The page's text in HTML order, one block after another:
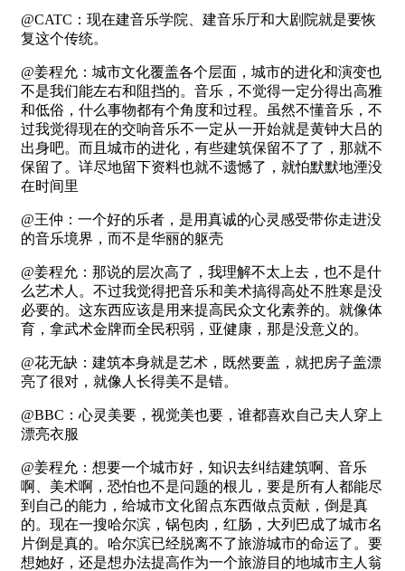
@CATC：现在建音乐学院、建音乐厅和大剧院就是要恢
复这个传统。
@姜程允：城市文化覆盖各个层面，城市的进化和演变也
不是我们能左右和阻挡的。音乐，不觉得一定分得出高雅
和低俗，什么事物都有个角度和过程。虽然不懂音乐，不
过我觉得现在的交响音乐不一定从一开始就是黄钟大吕的
出身吧。而且城市的进化，有些建筑保留不了了，那就不
保留了。详尽地留下资料也就不遗憾了，就怕默默地湮没
在时间里
@王仲：一个好的乐者，是用真诚的心灵感受带你走进没
的音乐境界，而不是华丽的躯壳
@姜程允：那说的层次高了，我理解不太上去，也不是什
么艺术人。不过我觉得把音乐和美术搞得高处不胜寒是没
必要的。这东西应该是用来提高民众文化素养的。就像体
育，拿武术金牌而全民积弱，亚健康，那是没意义的。
@花无缺：建筑本身就是艺术，既然要盖，就把房子盖漂
亮了很对，就像人长得美不是错。
@BBC：心灵美要，视觉美也要，谁都喜欢自己夫人穿上
漂亮衣服
@姜程允：想要一个城市好，知识去纠结建筑啊、音乐
啊、美术啊，恐怕也不是问题的根儿，要是所有人都能尽
到自己的能力，给城市文化留点东西做点贡献，倒是真
的。现在一搜哈尔滨，锅包肉，红肠，大列巴成了城市名
片倒是真的。哈尔滨已经脱离不了旅游城市的命运了。要
想她好，还是想办法提高作为一个旅游目的地城市主人翁